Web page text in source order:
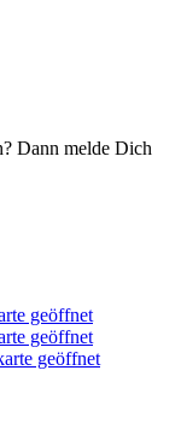
Dann melde Dich
geöffnet
geöffnet
geöffnet